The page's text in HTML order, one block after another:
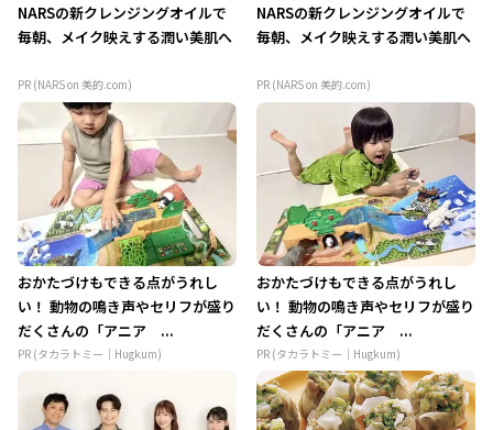
NARSの新クレンジングオイルで
毎朝、メイク映えする潤い美肌へ
PR (NARS on 美的.com)
NARSの新クレンジングオイルで
毎朝、メイク映えする潤い美肌へ
PR (NARS on 美的.com)
おかたづけもできる点がうれし
い！ 動物の鳴き声やセリフが盛り
だくさんの「アニア ...
PR (タカラトミー｜Hugkum)
おかたづけもできる点がうれし
い！ 動物の鳴き声やセリフが盛り
だくさんの「アニア ...
PR (タカラトミー｜Hugkum)